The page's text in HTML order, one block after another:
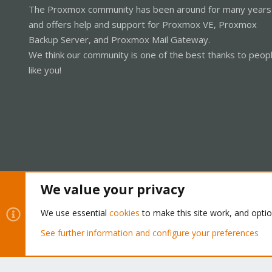
The Proxmox community has been around for many years
and offers help and support for Proxmox VE, Proxmox
Backup Server, and Proxmox Mail Gateway.
We think our community is one of the best thanks to
like you!
Community platform by XenForo® © 2010-2026 XenForo Ltd.
We value your privacy
We use essential cookies to make this site work, and
See further information and configure your preferences